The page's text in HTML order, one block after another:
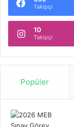
Takipçi
10
Takipçi
Popüler